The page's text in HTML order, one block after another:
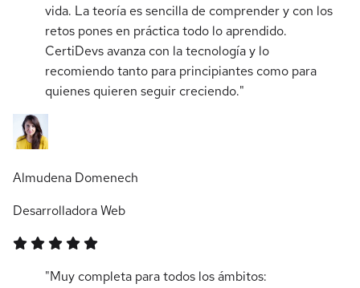
vida. La teoría es sencilla de comprender y con los
retos pones en práctica todo lo aprendido.
CertiDevs avanza con la tecnología y lo
recomiendo tanto para principiantes como para
quienes quieren seguir creciendo."
Almudena Domenech
Desarrolladora Web
"Muy completa para todos los ámbitos: